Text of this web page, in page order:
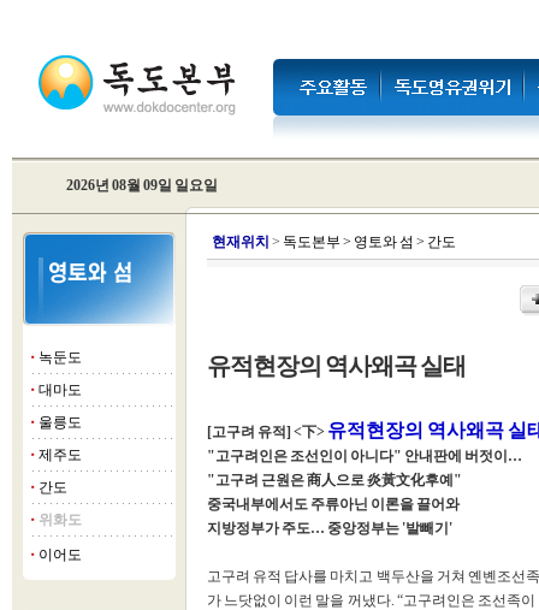
2026년 08월 09일 일요일
■ 녹둔도
■ 대마도
■ 울릉도
■ 제주도
■ 간도
■ 위화도
■ 이어도
현재위치 > 독도본부 > 영토와 섬 > 간도
유적현장의 역사왜곡 실태
[고구려 유적] <下> 유적현장의 역사왜곡 실
"고구려인은 조선인이 아니다" 안내판에 버젓이…
"고구려 근원은 商人으로 炎黃文化후예"
중국내부에서도 주류아닌 이론을 끌어와
지방정부가 주도… 중앙정부는 '발빼기'
고구려 유적 답사를 마치고 백두산을 거쳐 옌볜조선
가 느닷없이 이런 말을 꺼냈다. “고구려인은 조선족